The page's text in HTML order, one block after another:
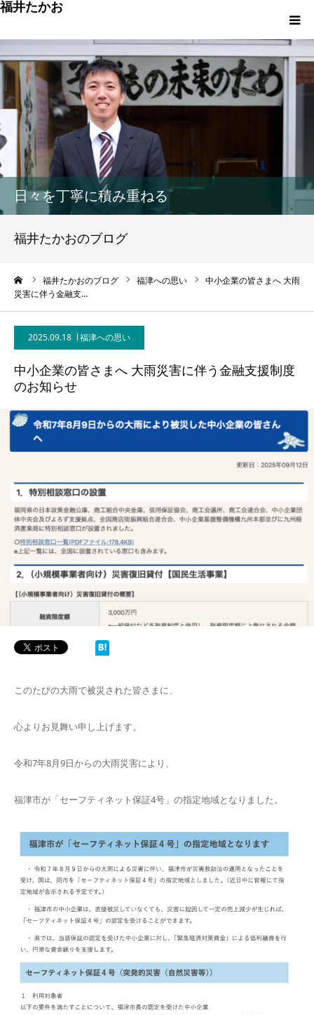
福井たかお
日々を丁寧に積み重ねる
福井たかおのブログ
福井たかおのブログ 福津への思い
中小企業の皆さまへ 大雨
災害に伴う金融支…
2025.09.18 福津への思い
中小企業の皆さまへ 大雨災害に伴う金融支援制度
のお知らせ
このたびの大雨で被災された皆さまに、
心よりお見舞い申し上げます。
令和7年8月9日からの大雨災害により、
福津市が「セーフティネット保証4号」の指定地域となりました。
福津への想いと実績
重点政策と市役所活性化策
プロフィール
市政方針ーまちの未来を再設計ー